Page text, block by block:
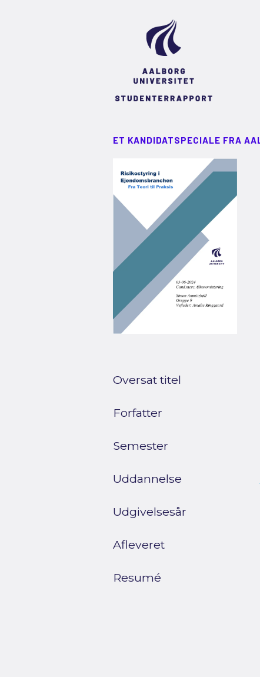
ET KANDIDATSPECIALE FRA
Oversat titel
Forfatter
Semester
Uddannelse
Udgivelsesår
Afleveret
Resumé